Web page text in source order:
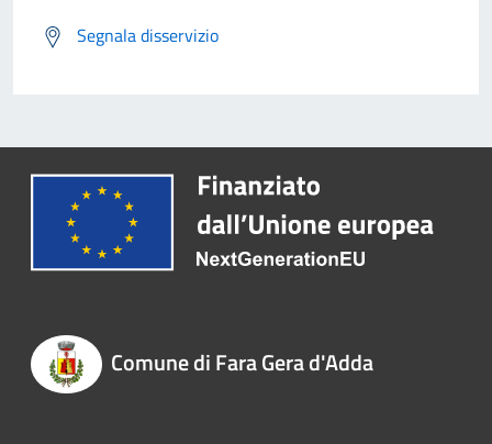
Segnala disservizio
Comune di Fara Gera d'Adda